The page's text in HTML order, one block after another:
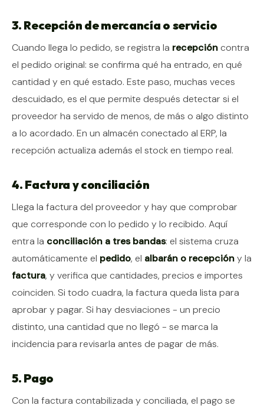
3. Recepción de mercancía o servicio
Cuando llega lo pedido, se registra la recepción contra
el pedido original: se confirma qué ha entrado, en qué
cantidad y en qué estado. Este paso, muchas veces
descuidado, es el que permite después detectar si el
proveedor ha servido de menos, de más o algo distinto
a lo acordado. En un almacén conectado al ERP, la
recepción actualiza además el stock en tiempo real.
4. Factura y conciliación
Llega la factura del proveedor y hay que comprobar
que corresponde con lo pedido y lo recibido. Aquí
entra la conciliación a tres bandas: el sistema cruza
automáticamente el pedido, el albarán o recepcióny la
factura, y verifica que cantidades, precios e importes
coinciden. Si todo cuadra, la factura queda lista para
aprobar y pagar. Si hay desviaciones - un precio
distinto, una cantidad que no llegó - se marca la
incidencia para revisarla antes de pagar de más.
5. Pago
Con la factura contabilizada y conciliada, el pago se